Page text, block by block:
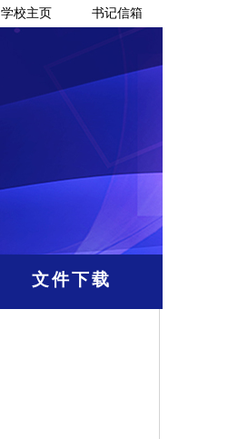
学校主页 书记信箱
文件下载